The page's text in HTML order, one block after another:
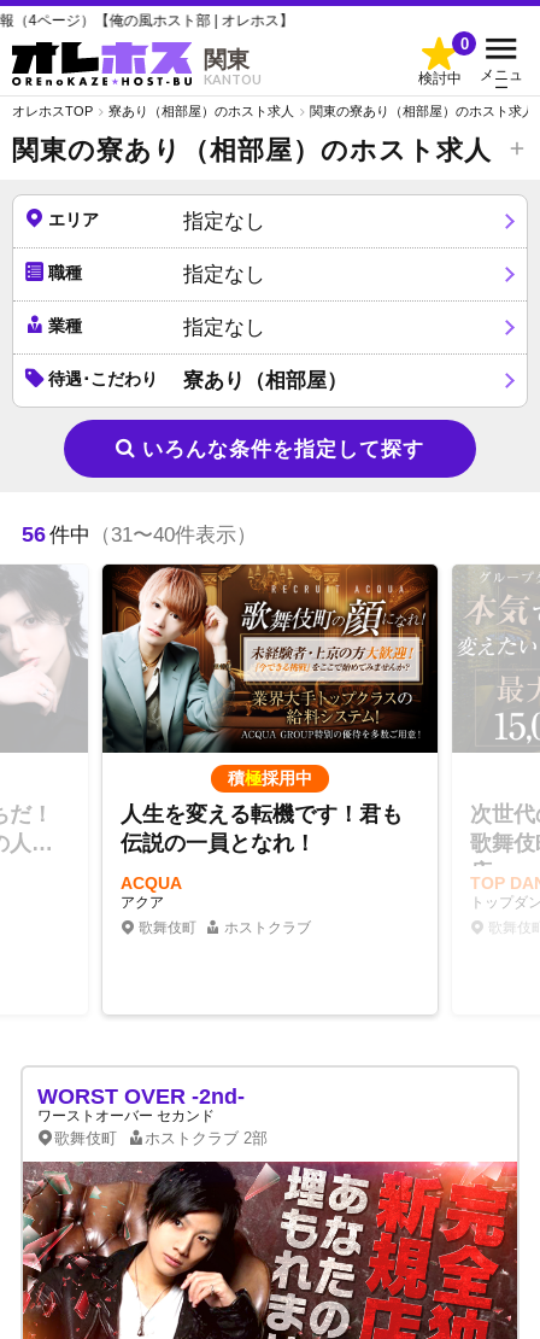
風ホスト部 | オレホス】
関東
KANTOU 検討中
0
メニュ
ー
オレホスTOP 寮あり（相部屋）のホスト求人 関東の寮あり（相部屋）のホスト求人
関東の寮あり（相部屋）のホスト求人
エリア 指定なし
職種 指定なし
業種 指定なし
待遇･こだわり 寮あり（相部屋）
いろんな条件を指定して探す
56件中 （31〜40件表示）
！
人気
積極採用中
人生を変える転機です！君も
伝説の一員となれ！
ACQUA
アクア
歌舞伎町
ホストクラブ
次世
歌舞
店
TOP
トップダ
歌舞伎
WORST OVER -2nd-
ワーストオーバー セカンド
歌舞伎町 ホストクラブ 2部